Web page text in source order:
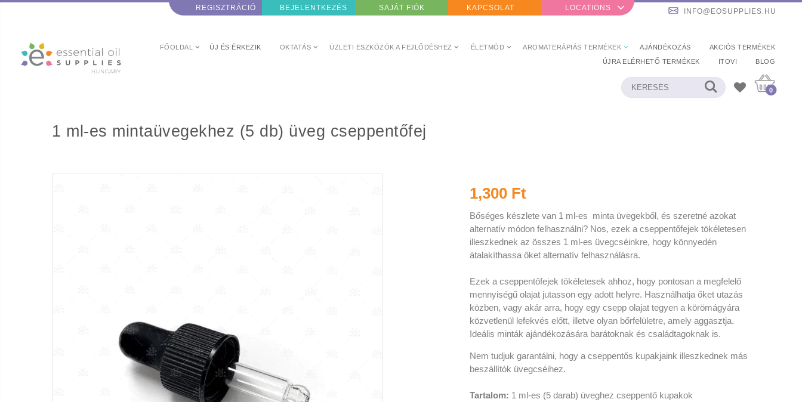
REGISZTRÁCIÓ BEJELENTKEZÉS SAJÁT FIÓK KAPCSOLAT LOCATIONS INFO@EOSUPPLIES.HU
FŐOLDAL ÚJ ÉS ÉRKEZIK OKTATÁS ÜZLETI ESZKÖZÖK A FEJLŐDÉSHEZ ÉLETMÓD AROMATERÁPIÁS TERMÉKEK AJÁNDÉKOZÁS
AKCIÓS TERMÉKEK
ÚJRA ELÉRHETŐ TERMÉKEK
ITOVI BLOG
0
1 ml-es mintaüvegekhez (5 db) üveg cseppentőfej
1,300 Ft
Bőséges készlete van 1 ml-es minta üvegekből, és szeretné azokat
alternatív módon felhasználni? Nos, ezek a cseppentőfejek tökéletesen
illeszkednek az összes 1 ml-es üvegcséinkre, hogy könnyedén
átalakíthassa őket alternatív felhasználásra.
Ezek a cseppentőfejek tökéletesek ahhoz, hogy pontosan a megfelelő
mennyiségű olajat jutasson egy adott helyre. Használhatja őket utazás
közben, vagy akár arra, hogy egy csepp olajat tegyen a körömágyára
közvetlenül lefekvés előtt, illetve olyan bőrfelületre, amely aggasztja.
Ideális minták ajándékozására barátoknak és családtagoknak is.
Nem tudjuk garantálni, hogy a cseppentős kupakjaink illeszkednek más
beszállítók üvegcséihez.
Tartalom: 1 ml-es (5 darab) üveghez cseppentő kupakok